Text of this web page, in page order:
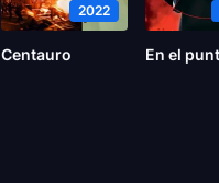
2022
Centauro